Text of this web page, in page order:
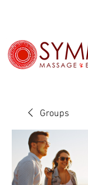
Groups